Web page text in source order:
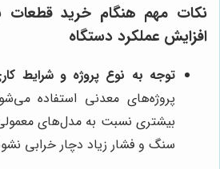
نکات مهم هنگام خرید قطعات
افزایش عملکرد دستگاه
توجه به نوع پروژه و شرایط
پروژه‌های معدنی استفاده
بیشتری نسبت به مدل‌های معمولی
سنگ و فشار زیاد دچار خرابی